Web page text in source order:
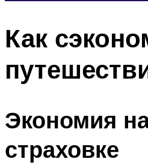
Как
Экономия
страховке